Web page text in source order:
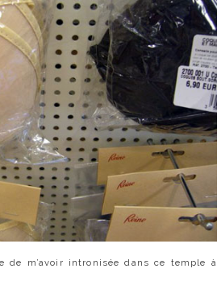
de m’avoir intronisée dans ce temple à